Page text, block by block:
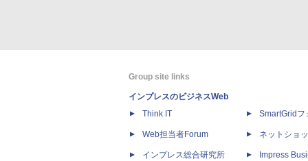
Group site links
インプレスのビジネスWeb
Think IT
Web担当者Forum
インプレス総合研究所
SmartGridフ
ネットショ
Impress